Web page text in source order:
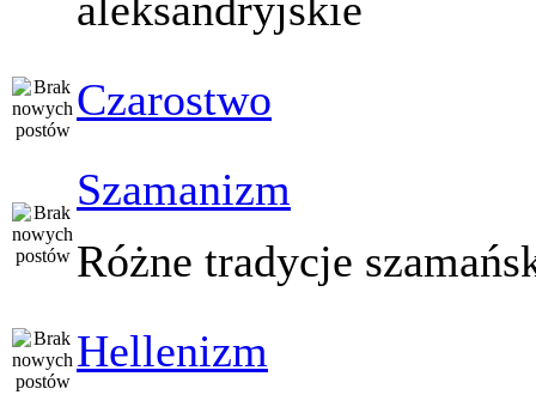
Czarostwo
Szamanizm
Różne tradycje
Hellenizm